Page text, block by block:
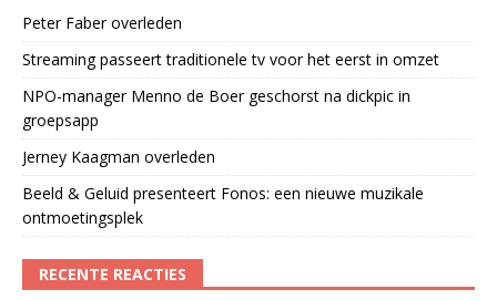
Peter Faber overleden
Streaming passeert traditionele tv voor het eerst in omzet
NPO-manager Menno de Boer geschorst na dickpic in
groepsapp
Jerney Kaagman overleden
Beeld & Geluid presenteert Fonos: een nieuwe muzikale
ontmoetingsplek
RECENTE REACTIES